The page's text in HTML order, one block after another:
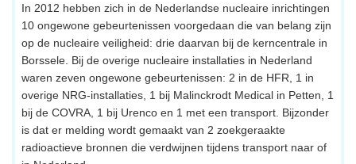
In 2012 hebben zich in de Nederlandse nucleaire inrichtingen
10 ongewone gebeurtenissen voorgedaan die van belang zijn
op de nucleaire veiligheid: drie daarvan bij de kerncentrale in
Borssele. Bij de overige nucleaire installaties in Nederland
waren zeven ongewone gebeurtenissen: 2 in de HFR, 1 in
overige NRG-installaties, 1 bij Malinckrodt Medical in Petten, 1
bij de COVRA, 1 bij Urenco en 1 met een transport. Bijzonder
is dat er melding wordt gemaakt van 2 zoekgeraakte
radioactieve bronnen die verdwijnen tijdens transport naar of